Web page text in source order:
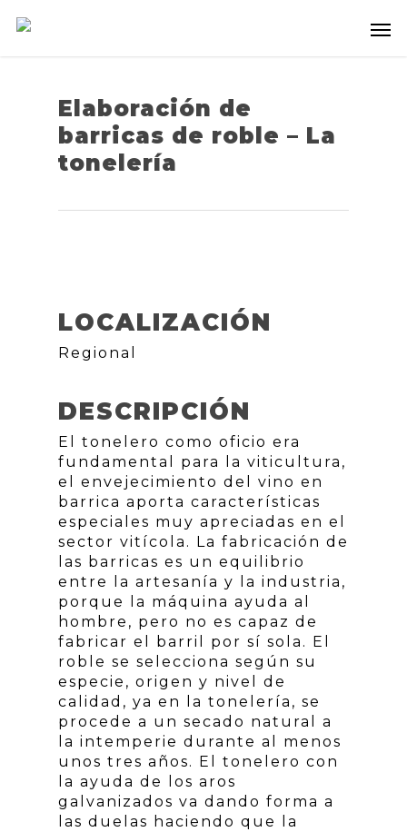
Elaboración de
barricas de roble – La
tonelería
LOCALIZACIÓN
Regional
DESCRIPCIÓN
El tonelero como oficio era
fundamental para la viticultura,
el envejecimiento del vino en
barrica aporta características
especiales muy apreciadas en el
sector vitícola. La fabricación de
las barricas es un equilibrio
entre la artesanía y la industria,
porque la máquina ayuda al
hombre, pero no es capaz de
fabricar el barril por sí sola. El
roble se selecciona según su
especie, origen y nivel de
calidad, ya en la tonelería, se
procede a un secado natural a
la intemperie durante al menos
unos tres años. El tonelero con
la ayuda de los aros
galvanizados va dando forma a
las duelas haciendo que la